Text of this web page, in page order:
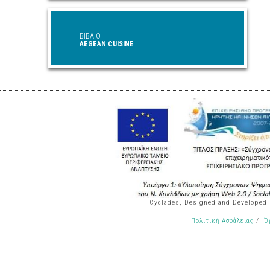
ΒΙΒΛΙΟ
AEGEAN CUISINE
Cyclades, Designed and
Πολιτική Ασφάλειας /